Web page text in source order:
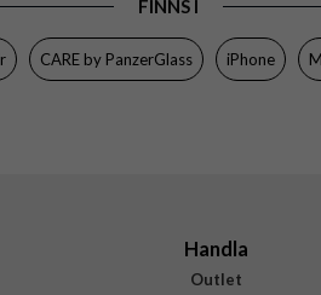
FINNS I
CARE by PanzerGlass iPhone
Handla
Outlet